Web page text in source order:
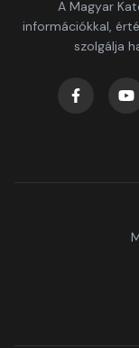
A Magyar
információkkal,
szolgálja